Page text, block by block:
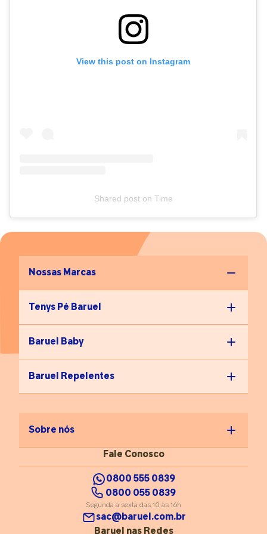
arco e também no fortalecimento da musculatura”, completa
o médico. Mais alternativas As palmilhas personalizadas só
são indicadas em casos de dor, especialmente quando o pé
mas aliviar o desconforto da criança, e devem ser feitas sob
View this post on Instagram
Shared poston Time
Nossas Marcas
Tenys Pé Baruel
Baruel Baby
Baruel Repelentes
Sobre nós
Fale Conosco
0800 555 0839
0800 055 0839
Segunda a sexta das 10 às 16h
sac@baruel.com.br
Baruel nas Redes